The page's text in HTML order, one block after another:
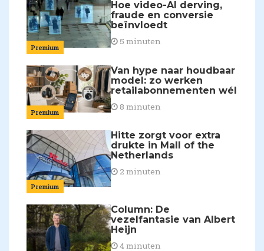
Premium
Hoe video-AI derving,
fraude en conversie
beïnvloedt
5 minuten
Premium
Van hype naar houdbaar
model: zo werken
retailabonnementen wél
8 minuten
Premium
Hitte zorgt voor extra
drukte in Mall of the
Netherlands
2 minuten
Column: De
vezelfantasie van Albert
Heijn
4 minuten